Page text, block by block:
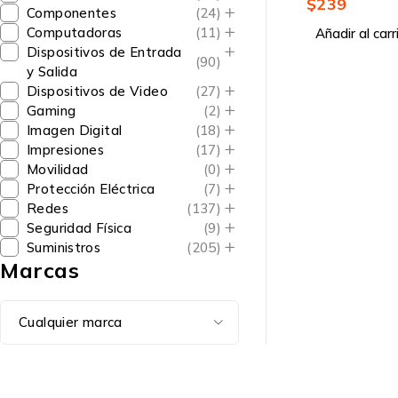
Componentes
(24)
Computadoras
(11)
Dispositivos de Entrada
y Salida
(90)
Dispositivos de Video
(27)
Gaming
(2)
Imagen Digital
(18)
Impresiones
(17)
Movilidad
(0)
Protección Eléctrica
(7)
Redes
(137)
Seguridad Física
(9)
Suministros
(205)
Marcas
Añadir al